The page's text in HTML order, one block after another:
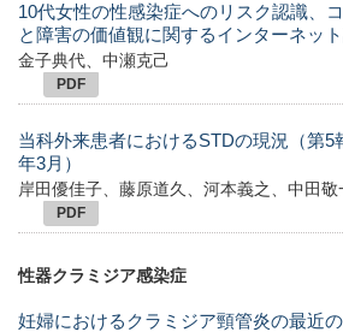
10代女性の性感染症へのリスク認識、
と障害の価値観に関するインターネッ
金子典代、中瀬克己
PDF
当科外来患者におけるSTDの現況（第5
年3月）
岸田優佳子、藤原道久、河本義之、中田敬
PDF
性器クラミジア感染症
妊婦におけるクラミジア頸管炎の最近